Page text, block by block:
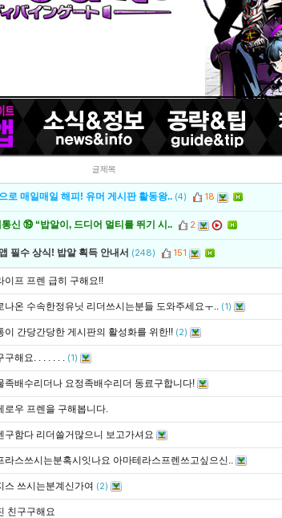
글제목
로 매일매일 해피! 유머 게시판 활동왕.. (4) 18
신 ⑲ “밥알이, 드디어 멀티를 뛰기 시.. 2
필수 상식! 밥알 획득 안내서 (248) 151
이프 프렌 급히 구해요!!
나온 수속한정유닛 리더쓰시는분들 도와주세요ㅜ.. (1)
이 간당간당한 게시판의 활성화를 위한!! (2)
구해요. . . . . . . (1)
족배수리더나 요정족배수리더 동료구합니다!
로우 프렌을 구해봅니다.
구함다 리더쓸거많으니 보고가셔요
라스쓰시는분혹시잇나요 아마테라스프렌쓰고싶으신..
스 쓰시는분계신가여 (2)
친구구해요